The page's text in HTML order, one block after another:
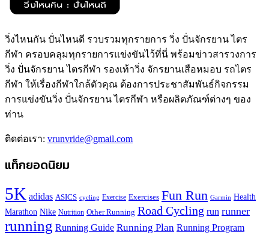
วิ่งไหนกัน ปั่นไหนดี รวบรวมทุกรายการ วิ่ง ปั่นจักรยาน ไตร
กีฬา ครอบคลุมทุกรายการแข่งขันไว้ที่นี่ พร้อมข่าวสารวงการ
วิ่ง ปั่นจักรยาน ไตรกีฬา รองเท้าวิ่ง จักรยานเสือหมอบ รถไตร
กีฬา ให้เรื่องกีฬาใกล้ตัวคุณ ต้องการประชาสัมพันธ์กิจกรรม
การแข่งขันวิ่ง ปั่นจักรยาน ไตรกีฬา หรือผลิตภัณฑ์ต่างๆ ของ
ท่าน
ติดต่อเรา: vrunvride@gmail.com
แท็กยอดนิยม
5K adidas ASICS cycling Exercise Exercises Fun Run Garmin Health
Marathon Nike Nutrition Other Running Road Cycling run runner
running Running Guide Running Plan Running Program